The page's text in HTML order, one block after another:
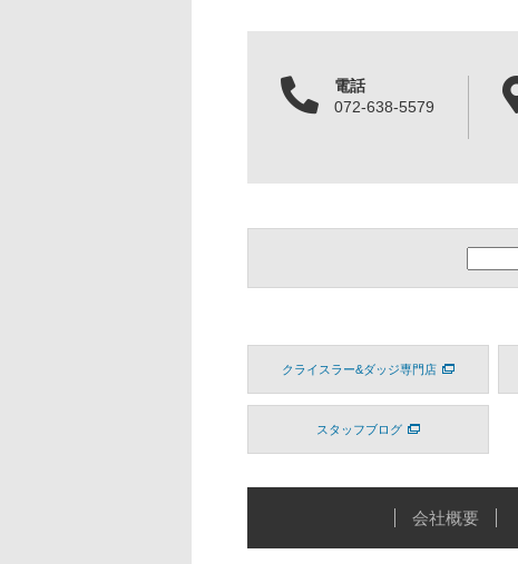
電話
072-638-5579
クライスラー&ダッジ専門店
スタッフブログ
会社概要